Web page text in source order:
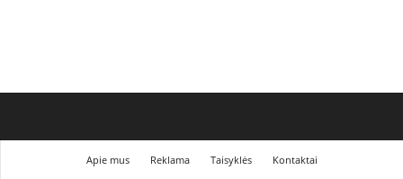
Apie mus Reklama Taisyklės Kontaktai